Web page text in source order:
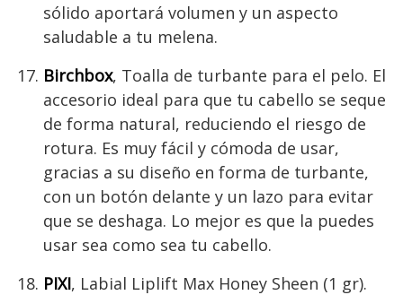
sólido aportará volumen y un aspecto
saludable a tu melena.
Birchbox, Toalla de turbante para el pelo. El
accesorio ideal para que tu cabello se seque
de forma natural, reduciendo el riesgo de
rotura. Es muy fácil y cómoda de usar,
gracias a su diseño en forma de turbante,
con un botón delante y un lazo para evitar
que se deshaga. Lo mejor es que la puedes
usar sea como sea tu cabello.
PIXI, Labial Liplift Max Honey Sheen (1 gr).